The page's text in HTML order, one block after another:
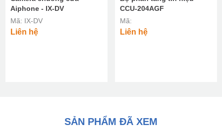
Aiphone - IX-DV
Mã: IX-DV
Liên hệ
CCU-204AGF
Mã:
Liên hệ
SẢN PHẨM ĐÃ XEM